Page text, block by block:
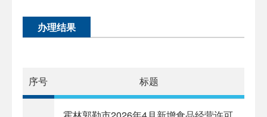
办理结果
序号 标题